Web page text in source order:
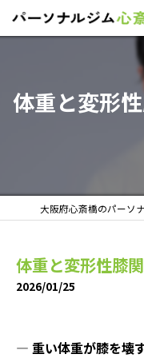
体重と変形
体重と変形性膝
2026/01/25
― 重い体重が膝を壊